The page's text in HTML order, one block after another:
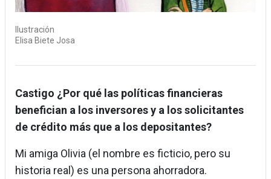
Ilustración
Elisa Biete Josa
Castigo ¿Por qué las políticas financieras
benefician a los inversores y a los solicitantes
de crédito más que a los depositantes?
Mi amiga Olivia (el nombre es ficticio, pero su
historia real) es una persona ahorradora.